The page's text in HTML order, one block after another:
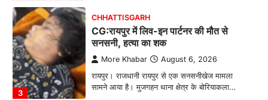
3
CHHATTISGARH
CG:रायपुर में लिव-इन पार्टनर की मौत से
सनसनी, हत्या का शक
More Khabar August 6, 2026
रायपुर। राजधानी रायपुर से एक सनसनीखेज मामला
सामने आया है। मुजगहन थाना क्षेत्र के बोरियाकला…